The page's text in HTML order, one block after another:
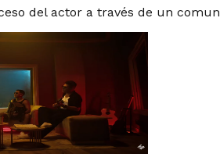
del actor a través de un